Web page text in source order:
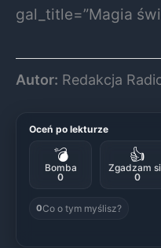
gal_title=”Magia
Autor: Redakcja
Oceń po lekturze
💣
Bomba
0
👍
Zgadzam
0
0Co o tym myślisz?